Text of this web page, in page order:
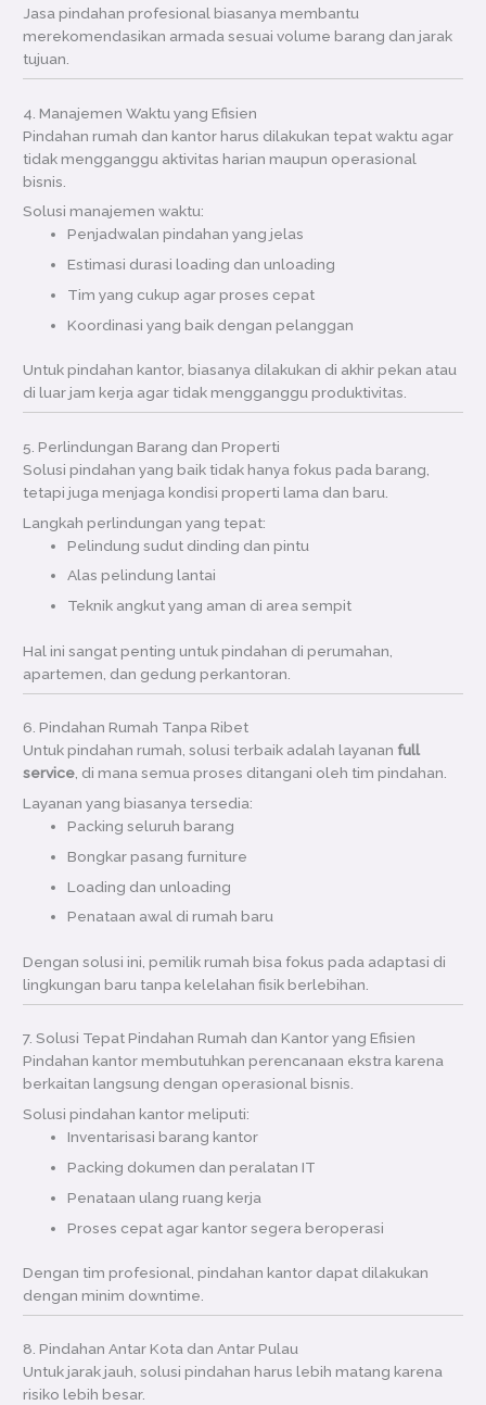
Jasa pindahan profesional biasanya membantu
merekomendasikan armada sesuai volume barang dan jarak
tujuan.
4. Manajemen Waktu yang Efisien
Pindahan rumah dan kantor harus dilakukan tepat waktu agar
tidak mengganggu aktivitas harian maupun operasional
bisnis.
Solusi manajemen waktu:
Penjadwalan pindahan yang jelas
Estimasi durasi loading dan unloading
Tim yang cukup agar proses cepat
Koordinasi yang baik dengan pelanggan
Untuk pindahan kantor, biasanya dilakukan di akhir pekan atau
di luar jam kerja agar tidak mengganggu produktivitas.
5. Perlindungan Barang dan Properti
Solusi pindahan yang baik tidak hanya fokus pada barang,
tetapi juga menjaga kondisi properti lama dan baru.
Langkah perlindungan yang tepat:
Pelindung sudut dinding dan pintu
Alas pelindung lantai
Teknik angkut yang aman di area sempit
Hal ini sangat penting untuk pindahan di perumahan,
apartemen, dan gedung perkantoran.
6. Pindahan Rumah Tanpa Ribet
Untuk pindahan rumah, solusi terbaik adalah layanan full
service , di mana semua proses ditangani oleh tim pindahan.
Layanan yang biasanya tersedia:
Packing seluruh barang
Bongkar pasang furniture
Loading dan unloading
Penataan awal di rumah baru
Dengan solusi ini, pemilik rumah bisa fokus pada adaptasi di
lingkungan baru tanpa kelelahan fisik berlebihan.
7. Solusi Tepat Pindahan Rumah dan Kantor yang Efisien
Pindahan kantor membutuhkan perencanaan ekstra karena
berkaitan langsung dengan operasional bisnis.
Solusi pindahan kantor meliputi:
Inventarisasi barang kantor
Packing dokumen dan peralatan IT
Penataan ulang ruang kerja
Proses cepat agar kantor segera beroperasi
Dengan tim profesional, pindahan kantor dapat dilakukan
dengan minim downtime.
8. Pindahan Antar Kota dan Antar Pulau
Untuk jarak jauh, solusi pindahan harus lebih matang karena
risiko lebih besar.